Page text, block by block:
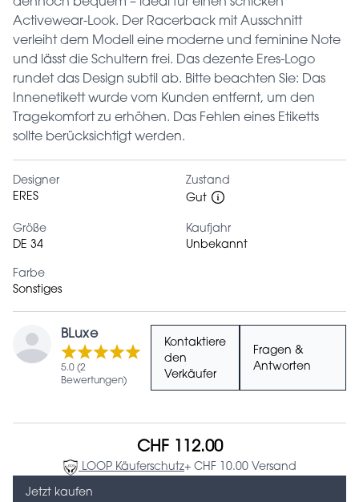
Activewear-Look. Der Racerback mit Ausschnitt
verleiht dem Modell eine moderne und feminine Note
und lässt die Schultern frei. Das dezente Eres-Logo
rundet das Design subtil ab. Bitte beachten Sie: Das
Innenetikett wurde vom Kunden entfernt, um den
Tragekomfort zu erhöhen. Das Fehlen eines Etiketts
sollte berücksichtigt werden.
Designer
ERES
Zustand
Gut
Größe
DE 34
Kaufjahr
Unbekannt
Farbe
Sonstiges
BLuxe
5.0 (2
Bewertungen)
Kontaktiere
den
Verkäufer
Fragen &
Antworten
CHF 112.00
LOOP Käuferschutz+ CHF 10.00 Versand
Jetzt kaufen